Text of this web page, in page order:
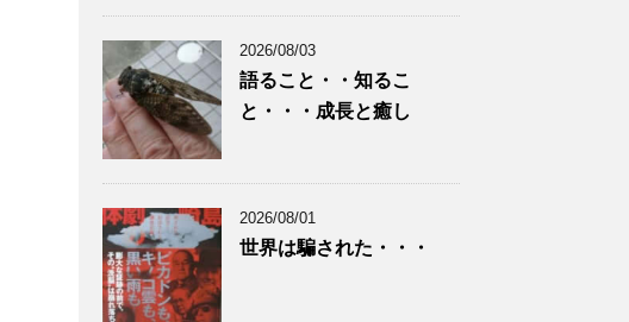
2026/08/03
語ること・・知るこ
と・・・成長と癒し
2026/08/01
世界は騙された・・・